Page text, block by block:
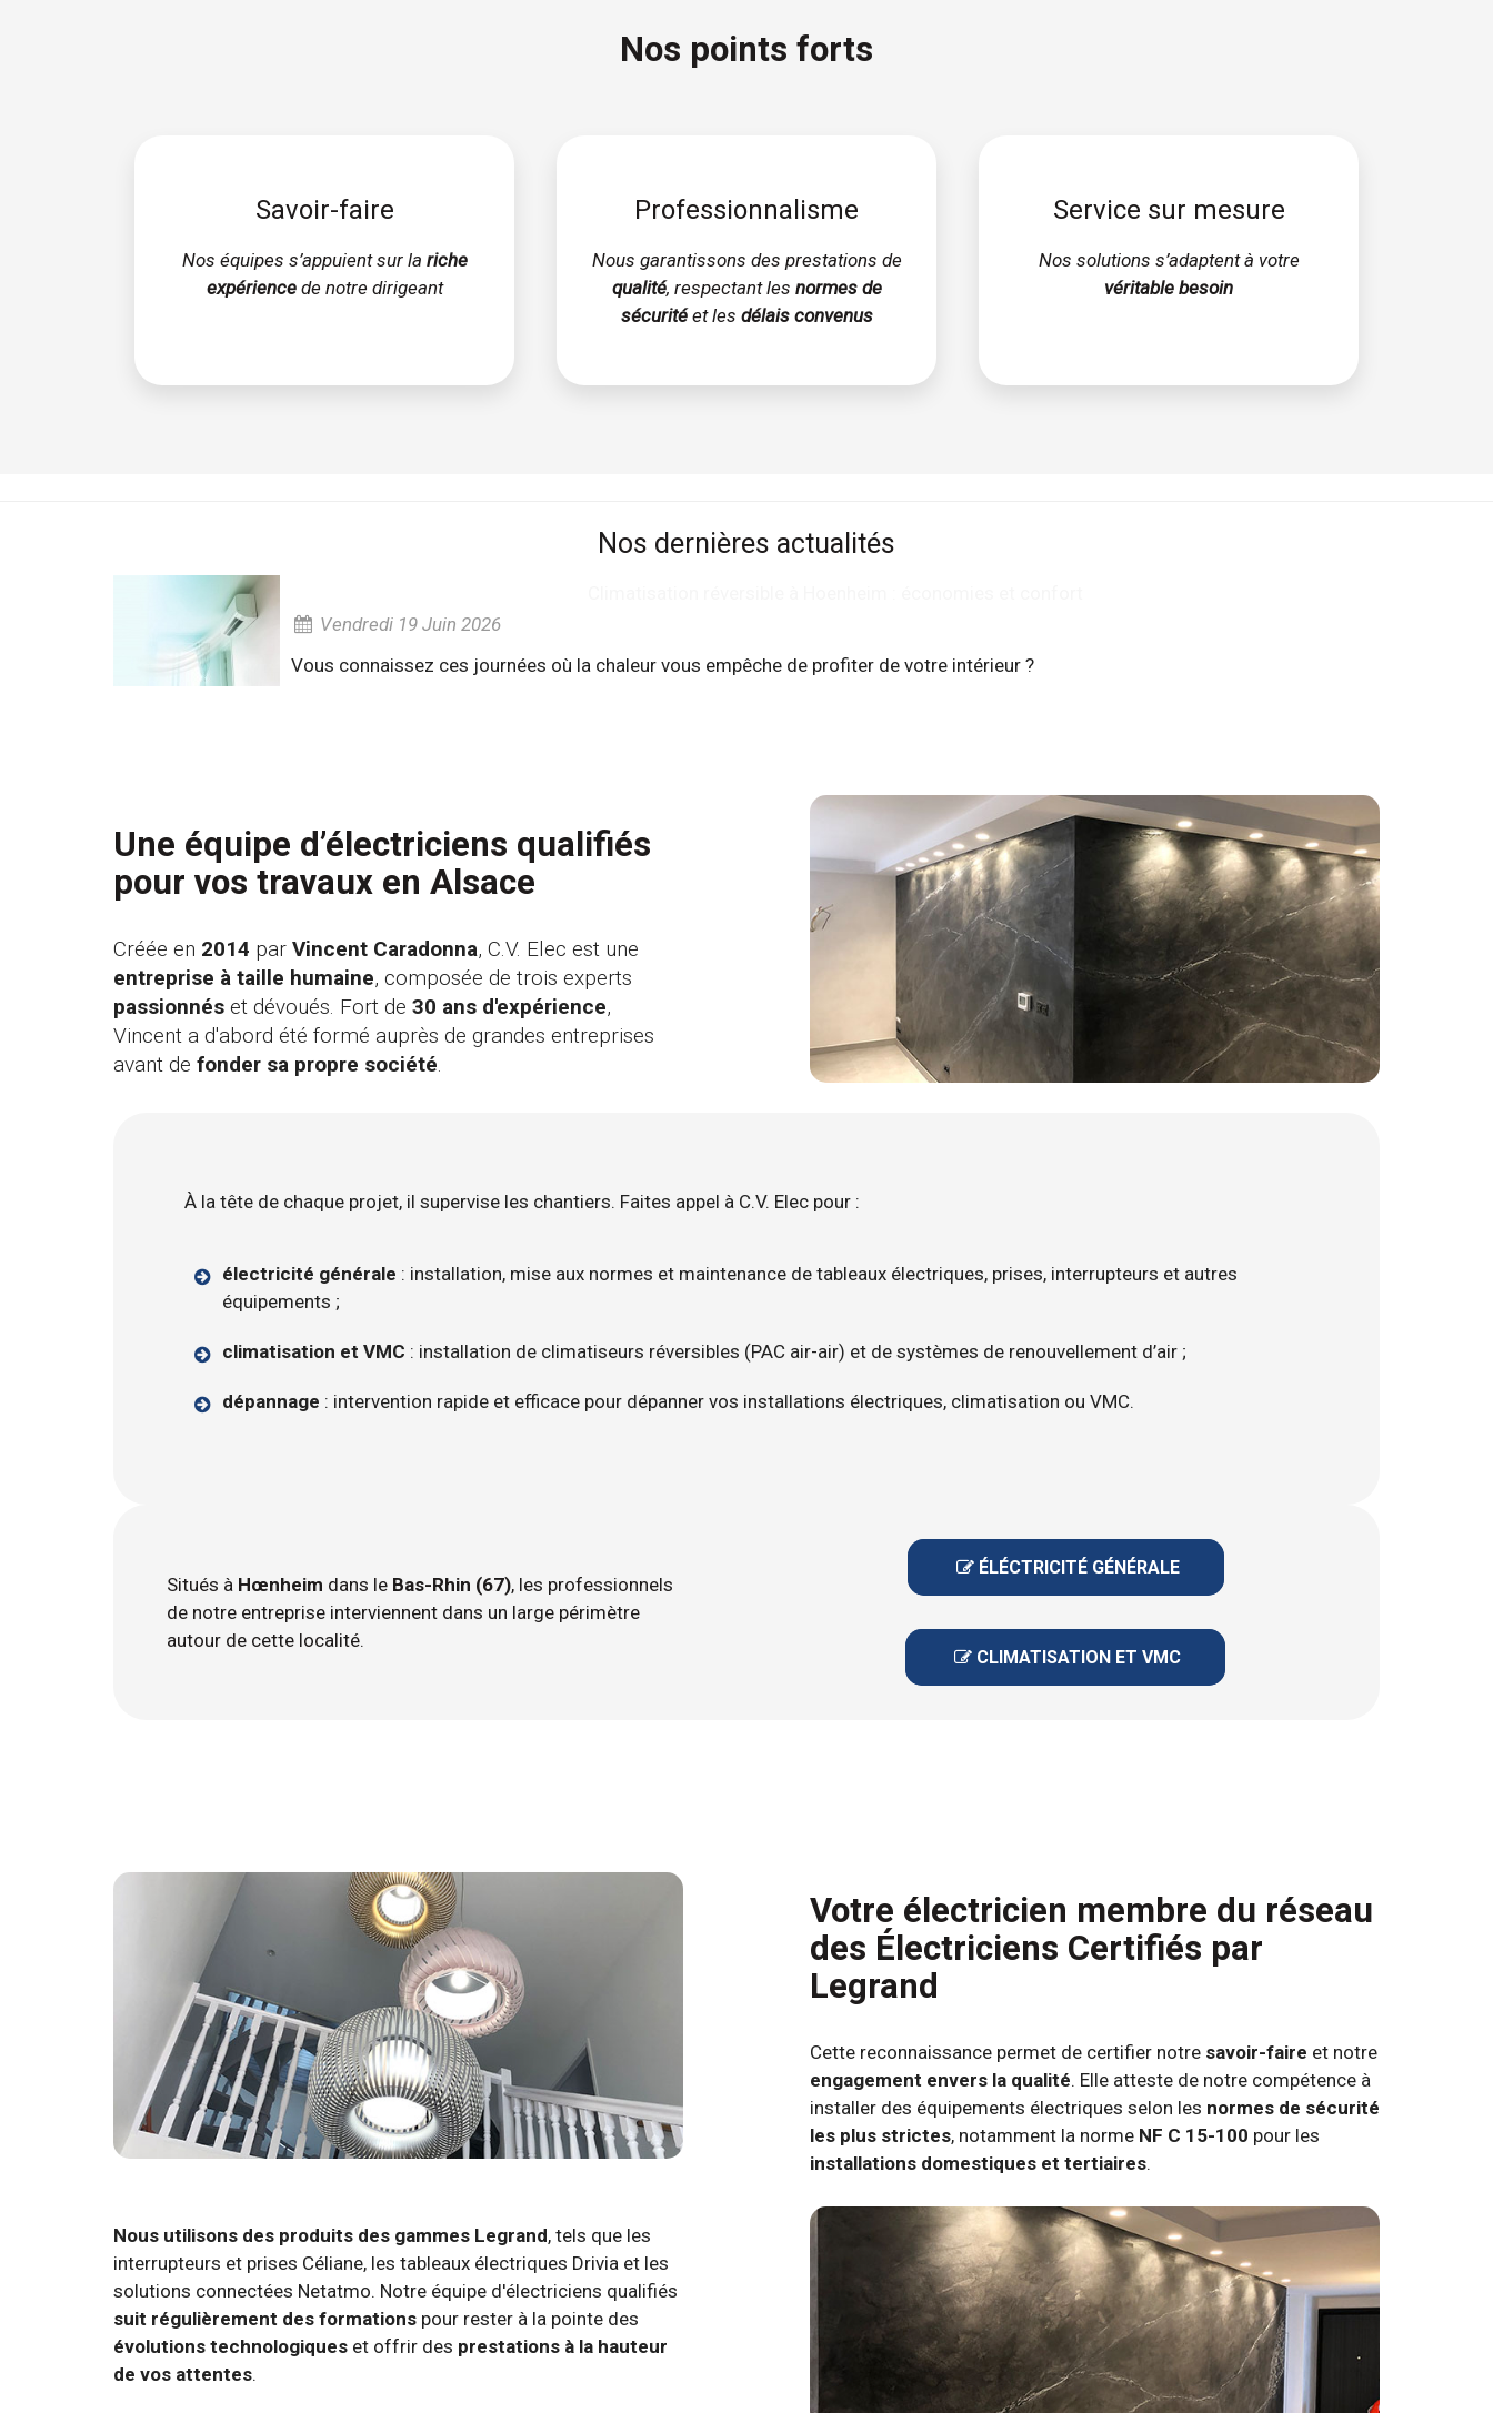
Nos points forts
Savoir-faire
Nos équipes s’appuient sur la riche
expériencede notre dirigeant
Professionnalisme
Nous garantissons des prestations de
qualité, respectant les normes de
sécuritéet les délais convenus
Service sur mesure
Nos solutions s’adaptent à votre
véritable besoin
Nos dernières actualités
Vendredi 19 Juin 2026
Vous connaissez ces journées où la chaleur vous empêche de profiter de votre intérieur ?
Une équipe d’électriciens qualifiés
pour vos travaux en Alsace
Créée en 2014 par Vincent Caradonna, C.V. Elec est une
entreprise à taille humaine, composée de trois experts
passionnés et dévoués. Fort de 30 ans d'expérience,
Vincent a d'abord été formé auprès de grandes entreprises
avant de fonder sa propre société.
À la tête de chaque projet, il supervise les chantiers. Faites appel à C.V. Elec pour :
électricité générale : installation, mise aux normes et maintenance de tableaux électriques, prises, interrupteurs et autres
équipements ;
climatisation et VMC : installation de climatiseurs réversibles (PAC air-air) et de systèmes de renouvellement d’air ;
dépannage : intervention rapide et efficace pour dépanner vos installations électriques, climatisation ou VMC.
Situés à Hœnheim dans le Bas-Rhin (67), les professionnels
de notre entreprise interviennent dans un large périmètre
autour de cette localité.
 ÉLÉCTRICITÉ GÉNÉRALE
 CLIMATISATION ET VMC
Votre électricien membre du réseau
des Électriciens Certifiés par
Legrand
Cette reconnaissance permet de certifier notre savoir-faire et notre
engagement envers la qualité. Elle atteste de notre compétence à
installer des équipements électriques selon les normes de sécurité
les plus strictes, notamment la norme NF C 15-100 pour les
installations domestiques et tertiaires.
Nous utilisons des produits des gammes Legrand, tels que les
interrupteurs et prises Céliane, les tableaux électriques Drivia et les
solutions connectées Netatmo. Notre équipe d'électriciens qualifiés
suit régulièrement des formations pour rester à la pointe des
évolutions technologiques et offrir des prestations à la hauteur
de vos attentes.